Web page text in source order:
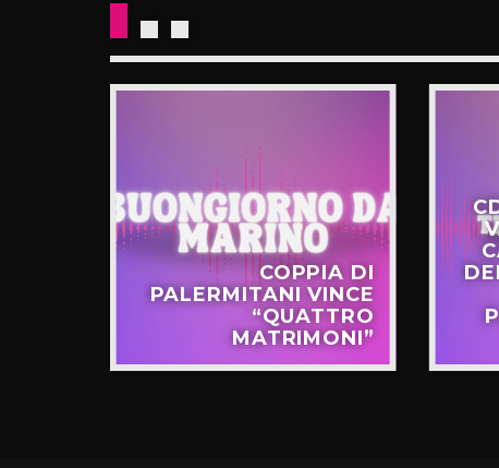
COPPIA DI
PALERMITANI VINCE
“QUATTRO
MATRIMONI”